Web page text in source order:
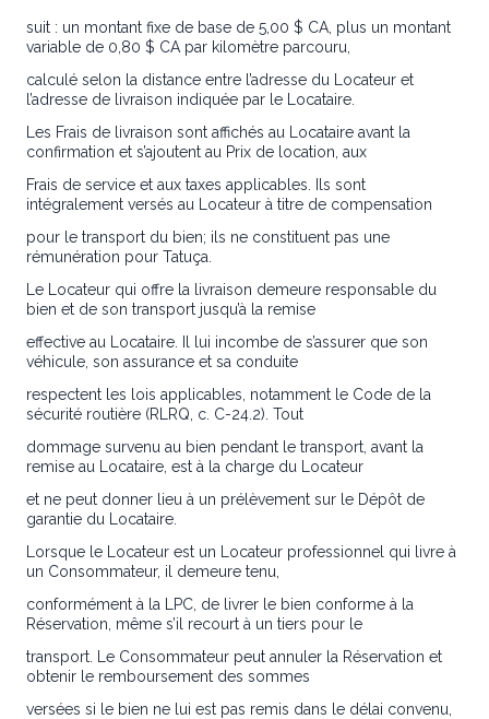
suit : un montant fixe de base de 5,00 $ CA, plus un montant
variable de 0,80 $ CA par kilomètre parcouru,
calculé selon la distance entre l’adresse du Locateur et
l’adresse de livraison indiquée par le Locataire.
Les Frais de livraison sont affichés au Locataire avant la
confirmation et s’ajoutent au Prix de location, aux
Frais de service et aux taxes applicables. Ils sont
intégralement versés au Locateur à titre de compensation
pour le transport du bien; ils ne constituent pas une
rémunération pour Tatuça.
Le Locateur qui offre la livraison demeure responsable du
bien et de son transport jusqu’à la remise
effective au Locataire. Il lui incombe de s’assurer que son
véhicule, son assurance et sa conduite
respectent les lois applicables, notamment le Code de la
sécurité routière (RLRQ, c. C-24.2). Tout
dommage survenu au bien pendant le transport, avant la
remise au Locataire, est à la charge du Locateur
et ne peut donner lieu à un prélèvement sur le Dépôt de
garantie du Locataire.
Lorsque le Locateur est un Locateur professionnel qui livre à
un Consommateur, il demeure tenu,
conformément à la LPC, de livrer le bien conforme à la
Réservation, même s’il recourt à un tiers pour le
transport. Le Consommateur peut annuler la Réservation et
obtenir le remboursement des sommes
versées si le bien ne lui est pas remis dans le délai convenu,